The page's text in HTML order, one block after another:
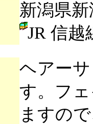
新潟県
JR 信越
ヘアー
す。フ
ますの